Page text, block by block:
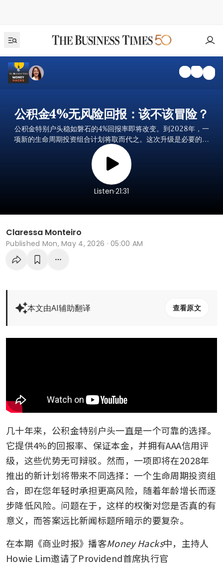
公积金4%无风险回报：该不该冒险？
公积金特别户头稳如磐石的4%回报率即将改变。到2028年，一
项新的生命周期投资组合计划将取而代之。这次升级是必要的，
还是风险过高？
Listen.21:31
Claressa Monteiro
Published Mon, May 4, 2026 · 05:00 AM
本文由AI辅助翻译 查看原文
几十年来，公积金特别户头一直是一个可靠的选择。
它提供4%的回报率、保证本金，并拥有AAA信用评
级，这些优势无可辩驳。然而，一项即将在2028年
推出的新计划将带来不同选择：一个生命周期投资组
合，即在您年轻时承担更高风险，随着年龄增长而逐
步降低风险。问题在于，这样的权衡对您是否真的有
意义，而答案远比新闻标题所暗示的要复杂。
在本期《商业时报》播客Money Hacks中，主持人
Howie Lim邀请了Providend首席执行官